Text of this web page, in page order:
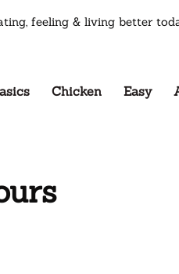
feeling & living better
Chicken Easy